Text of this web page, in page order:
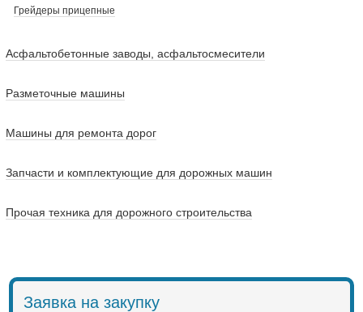
Грейдеры прицепные
Асфальтобетонные заводы, асфальтосмесители
Разметочные машины
Машины для ремонта дорог
Запчасти и комплектующие для дорожных машин
Прочая техника для дорожного строительства
Заявка на закупку